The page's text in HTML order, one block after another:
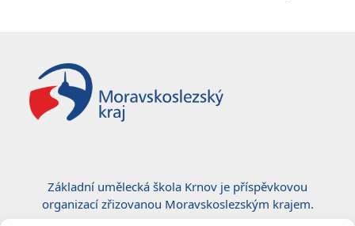
Základní umělecká škola Krnov je příspěvkovou
organizací zřizovanou Moravskoslezským krajem.